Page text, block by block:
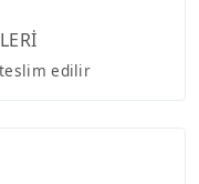
edilir